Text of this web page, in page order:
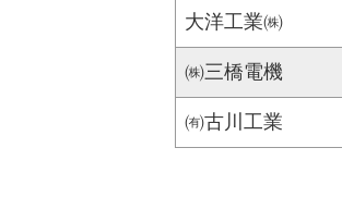
大洋工業㈱
㈱三橋電機
㈲古川工業